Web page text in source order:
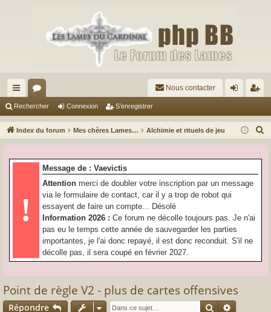
cc
ès
pi
or
u
s
Nous contacter
ne
on
nr
ist
Rechercher Connexion S’enregistrer
Index du forum Mes chères Lames… Alchimie et rituels de jeu
!
Message de : Vaevictis
Attention merci de doubler votre inscription par un message
via le formulaire de contact, car il y a trop de robot qui
essayent de faire un compte... Désolé
Information 2026 : Ce forum ne décolle toujours pas. Je n'ai
pas eu le temps cette année de sauvegarder les parties
importantes, je l'ai donc repayé, il est donc reconduit. S'il ne
décolle pas, il sera coupé en février 2027.
Point de règle V2 - plus de cartes offensives
Répondre Rechercher